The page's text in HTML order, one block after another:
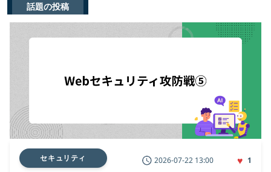
話題の投稿
セキュリティ 2026-07-22 13:00 ♥ 1